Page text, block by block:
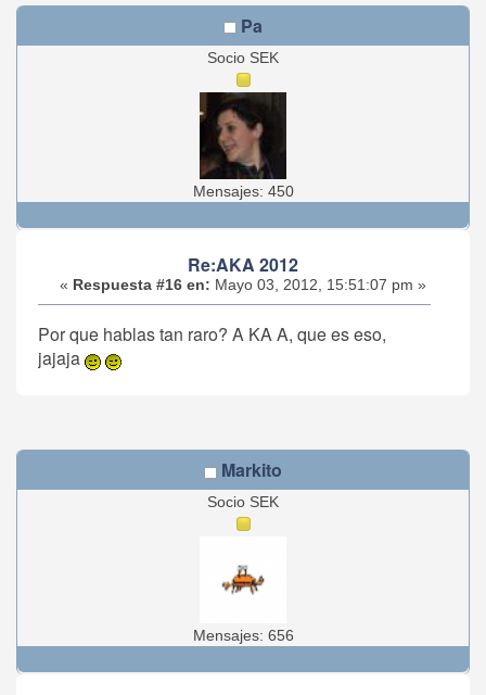
Pa
Socio SEK
Mensajes: 450
Re:AKA 2012
« Respuesta #16 en: Mayo 03, 2012, 15:51:07 pm »
Por que hablas tan raro? A KA A, que es eso,
jajaja
Markito
Socio SEK
Mensajes: 656